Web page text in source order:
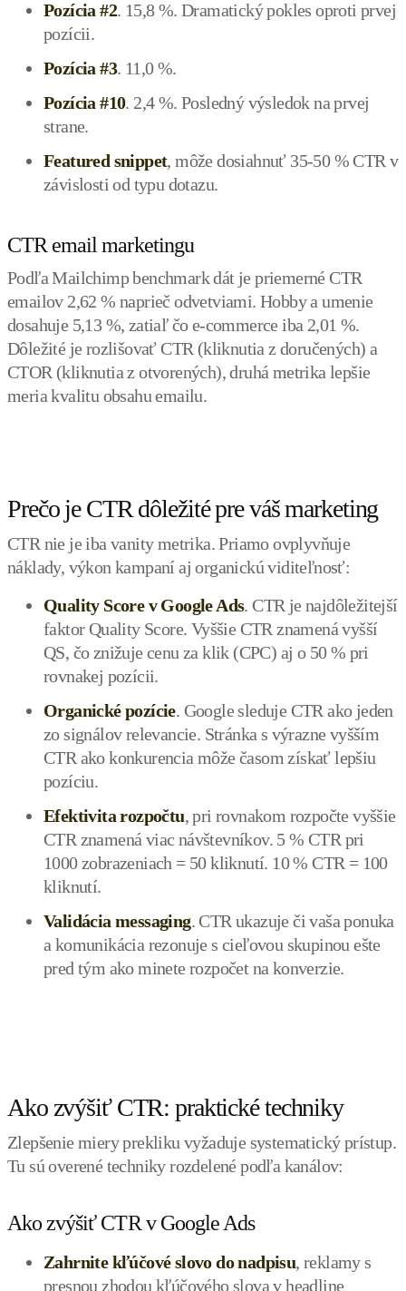
Pozícia #2. 15,8 %. Dramatický pokles oproti prvej
pozícii.
Pozícia #3. 11,0 %.
Pozícia #10. 2,4 %. Posledný výsledok na prvej
strane.
Featured snippet, môže dosiahnuť 35-50 % CTR v
závislosti od typu dotazu.
CTR email marketingu
Podľa Mailchimp benchmark dát je priemerné CTR
emailov 2,62 % naprieč odvetviami. Hobby a umenie
dosahuje 5,13 %, zatiaľ čo e-commerce iba 2,01 %.
Dôležité je rozlišovať CTR (kliknutia z doručených) a
CTOR (kliknutia z otvorených), druhá metrika lepšie
meria kvalitu obsahu emailu.
Prečo je CTR dôležité pre váš marketing
CTR nie je iba vanity metrika. Priamo ovplyvňuje
náklady, výkon kampaní aj organickú viditeľnosť:
Quality Score v Google Ads. CTR je najdôležitejší
faktor Quality Score. Vyššie CTR znamená vyšší
QS, čo znižuje cenu za klik (CPC) aj o 50 % pri
rovnakej pozícii.
Organické pozície. Google sleduje CTR ako jeden
zo signálov relevancie. Stránka s výrazne vyšším
CTR ako konkurencia môže časom získať lepšiu
pozíciu.
Efektivita rozpočtu, pri rovnakom rozpočte vyššie
CTR znamená viac návštevníkov. 5 % CTR pri
1000 zobrazeniach = 50 kliknutí. 10 % CTR = 100
kliknutí.
Validácia messaging. CTR ukazuje či vaša ponuka
a komunikácia rezonuje s cieľovou skupinou ešte
pred tým ako minete rozpočet na konverzie.
Ako zvýšiť CTR: praktické techniky
Zlepšenie miery prekliku vyžaduje systematický prístup.
Tu sú overené techniky rozdelené podľa kanálov:
Ako zvýšiť CTR v Google Ads
Zahrnite kľúčové slovo do nadpisu, reklamy s
presnou zhodou kľúčového slova v headline